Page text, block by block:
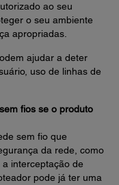
ao seu
o seu ambiente
apropriadas.
ajudar a deter
uso de linhas de
fios se o produto
sem fio que
da rede, como
interceptação de
pode já ter uma